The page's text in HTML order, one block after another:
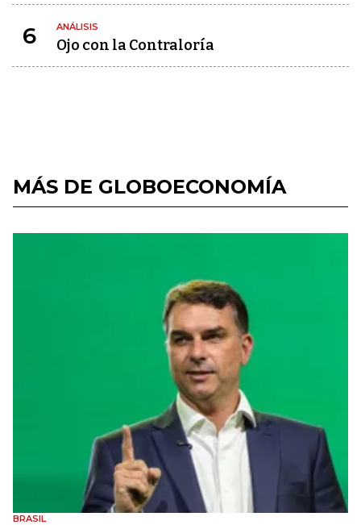
6 ANÁLISIS
Ojo con la Contraloría
MÁS DE GLOBOECONOMÍA
BRASIL